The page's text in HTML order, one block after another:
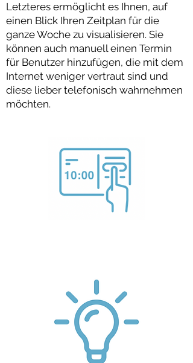
Letzteres ermöglicht es Ihnen, auf
einen Blick Ihren Zeitplan für die
ganze Woche zu visualisieren. Sie
können auch manuell einen Termin
für Benutzer hinzufügen, die mit dem
Internet weniger vertraut sind und
diese lieber telefonisch wahrnehmen
möchten.